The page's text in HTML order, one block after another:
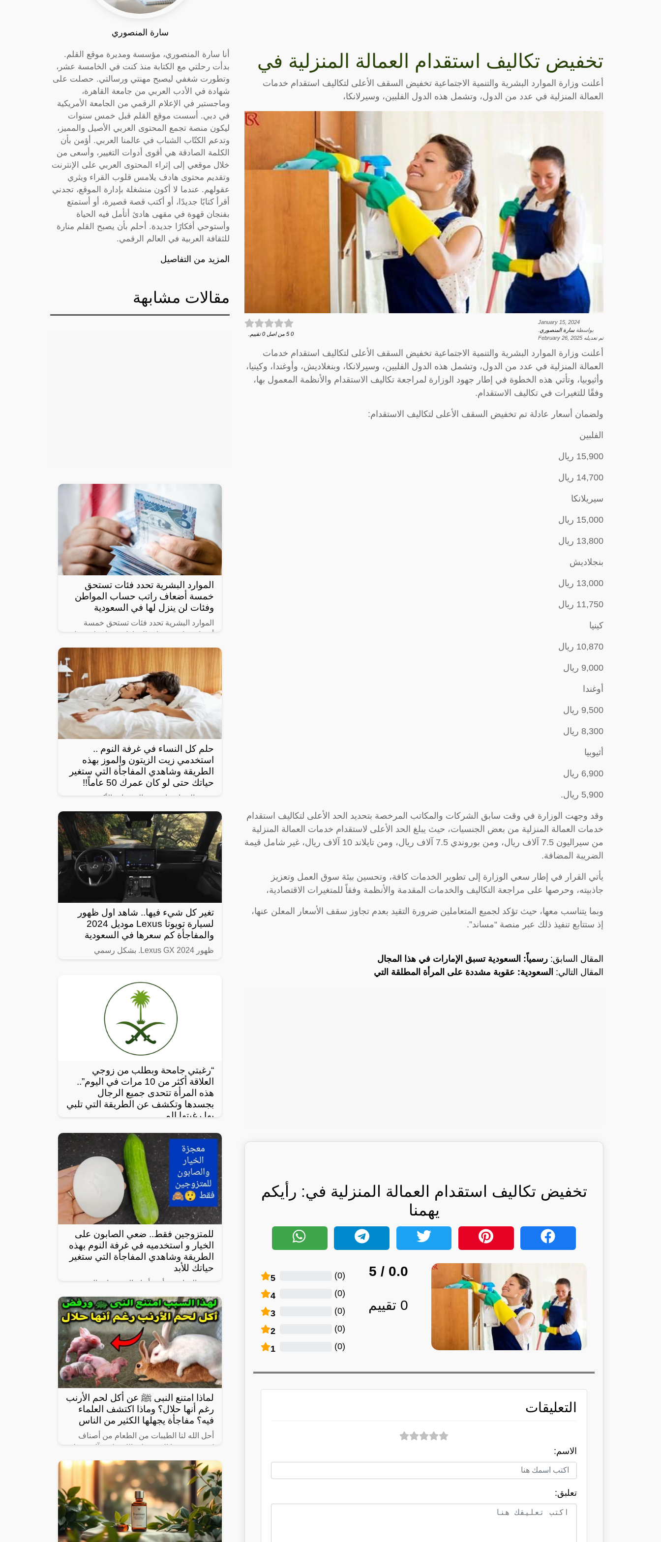
تخفيض تكاليف استقدام العمالة المنزلية في
أعلنت وزارة الموارد البشرية والتنمية الاجتماعية تخفيض السقف الأعلى لتكاليف استقدام خدمات
العمالة المنزلية في عدد من الدول، وتشمل هذه الدول الفلبين، وسيرلانكا،
January 15, 2024
بواسطةسارة المنصوري
تم تعديله February 26, 2025
0
5 من اصل 0 تقييم.
أعلنت وزارة الموارد البشرية والتنمية الاجتماعية تخفيض السقف الأعلى لتكاليف استقدام خدمات
العمالة المنزلية في عدد من الدول، وتشمل هذه الدول الفلبين، وسيرلانكا، وبنغلاديش، وأوغندا، وكينيا،
وأثيوبيا، وتأتي هذه الخطوة في إطار جهود الوزارة لمراجعة تكاليف الاستقدام والأنظمة المعمول بها،
وفقًا للتغيرات في تكاليف الاستقدام.
ولضمان أسعار عادلة تم تخفيض السقف الأعلى لتكاليف الاستقدام:
الفلبين
15,900 ريال
14,700 ريال
سيريلانكا
15,000 ريال
13,800 ريال
بنجلاديش
13,000 ريال
11,750 ريال
كينيا
10,870 ريال
9,000 ريال
أوغندا
9,500 ريال
8,300 ريال
أثيوبيا
6,900 ريال
5,900 ريال.
وقد وجهت الوزارة في وقت سابق الشركات والمكاتب المرخصة بتحديد الحد الأعلى لتكاليف استقدام
خدمات العمالة المنزلية من بعض الجنسيات، حيث يبلغ الحد الأعلى لاستقدام خدمات العمالة المنزلية
من سيراليون 7.5 آلاف ريال، ومن بوروندي 7.5 آلاف ريال، ومن تايلاند 10 آلاف ريال، غير شامل قيمة
الضريبة المضافة.
يأتي القرار في إطار سعي الوزارة إلى تطوير الخدمات كافة، وتحسين بيئة سوق العمل وتعزيز
جاذبيته، وحرصها على مراجعة التكاليف والخدمات المقدمة والأنظمة وفقاً للمتغيرات الاقتصادية،
وبما يتناسب معها، حيث تؤكد لجميع المتعاملين ضرورة التقيد بعدم تجاوز سقف الأسعار المعلن عنها،
إذ ستتابع تنفيذ ذلك عبر منصة “مساند”.
المقال السابق: رسمياً: السعودية تسبق الإمارات في هذا المجال
المقال التالي: السعودية: عقوبة مشددة على المرأة المطلقة التي
تخفيض تكاليف استقدام العمالة المنزلية في: رأيكم
يهمنا
0.0
/ 5
0 تقييم
5 (
0
)
4 (
0
)
3 (
0
)
2 (
0
)
1 (
0
)
التعليقات
الاسم:
تعلبق:
سارة المنصوري
أنا سارة المنصوري، مؤسسة ومديرة موقع القلم.
بدأت رحلتي مع الكتابة منذ كنت في الخامسة عشر،
وتطورت شغفي ليصبح مهنتي ورسالتي. حصلت على
شهادة في الأدب العربي من جامعة القاهرة،
وماجستير في الإعلام الرقمي من الجامعة الأمريكية
في دبي. أسست موقع القلم قبل خمس سنوات
ليكون منصة تجمع المحتوى العربي الأصيل والمميز،
وتدعم الكتّاب الشباب في عالمنا العربي. أؤمن بأن
الكلمة الصادقة هي أقوى أدوات التغيير، وأسعى من
خلال موقعي إلى إثراء المحتوى العربي على الإنترنت
وتقديم محتوى هادف يلامس قلوب القراء ويثري
عقولهم. عندما لا أكون منشغلة بإدارة الموقع، تجدني
أقرأ كتابًا جديدًا، أو أكتب قصة قصيرة، أو أستمتع
بفنجان قهوة في مقهى هادئ أتأمل فيه الحياة
وأستوحي أفكارًا جديدة. أحلم بأن يصبح القلم منارة
للثقافة العربية في العالم الرقمي.
المزيد من التفاصيل
مقالات مشابهة
الموارد البشرية تحدد فئات تستحق
خمسة أضعاف راتب حساب المواطن
وفئات لن ينزل لها في السعودية
الموارد البشرية تحدد فئات تستحق خمسة
أضعاف راتب حساب المواطن وفئات لن ينزل
لها دعم حيث أنشأت الحكومة السعودية برنامج
حساب المواطن لحماية الأسر السعودية من
حلم كل النساء في غرفة النوم ..
استخدمي زيت الزيتون والموز بهذه
الطريقة وشاهدي المفاجأة التي ستغير
حياتك حتى لو كان عمرك 50 عاماً!!
تبحث النساء عادة عن الوصفات الأكثر
استخداماً بهدف الحصول على شعر صحي
وناعم، ومن أبرز تلك الوصفات الخاصة بالبشرة
والجسم للحصول على أفضل نتيجة خلال فترة
قصيرة،
تغير كل شيء فيها.. شاهد اول ظهور
لسيارة تويوتا Lexus موديل 2024
والمفاجأة كم سعرها في السعودية
ظهور Lexus GX 2024. بشكل رسمي
“رغبتي جامحة وبطلب من زوجي
العلاقة أكثر من 10 مرات في اليوم”..
هذه المرأة تتحدى جميع الرجال
بجسدها وتكشف عن الطريقة التي تلبي
بها رغبتها الم
يعشن شهوة مفرطة في الرغبة بالعلاقة
الجنسية، سواءً ضمن علاقة زوجية مشروعة أو
علاقة محرمة مع الرجال، ففي هذا المقال
للمتزوجين فقط.. ضعي الصابون على
الخيار و استخدميه في غرفة النوم بهذه
الطريقة وشاهدي المفاجأة التي ستغير
حياتك للأبد
يعتبر الخيار من أبرز أنواع الخضروات المحببة
لدى الكثيرين، خاصة لأنه شبه خالي من
السعرات وطعمه لذيذ ومنعش، وله فوائد كثيرة
لأنه غني بالفيتامينات والمعادن، كما
لماذا امتنع النبى ﷺ عن أكل لحم الأرنب
رغم أنها حلال؟ وماذا اكتشف العلماء
فيه؟ مفاجأة يجهلها الكثير من الناس
أحل الله لنا الطيبات من الطعام من أصناف
كثيرة، وعرفنا النبي صلى الله عليه وآله وسـلم
على بعض ما حرم علينا، ولكن يثير البعض من
حين لآخر بعض المعلومات الغير